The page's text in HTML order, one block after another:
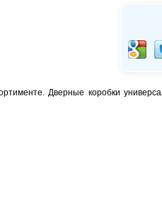
Дверные коробки